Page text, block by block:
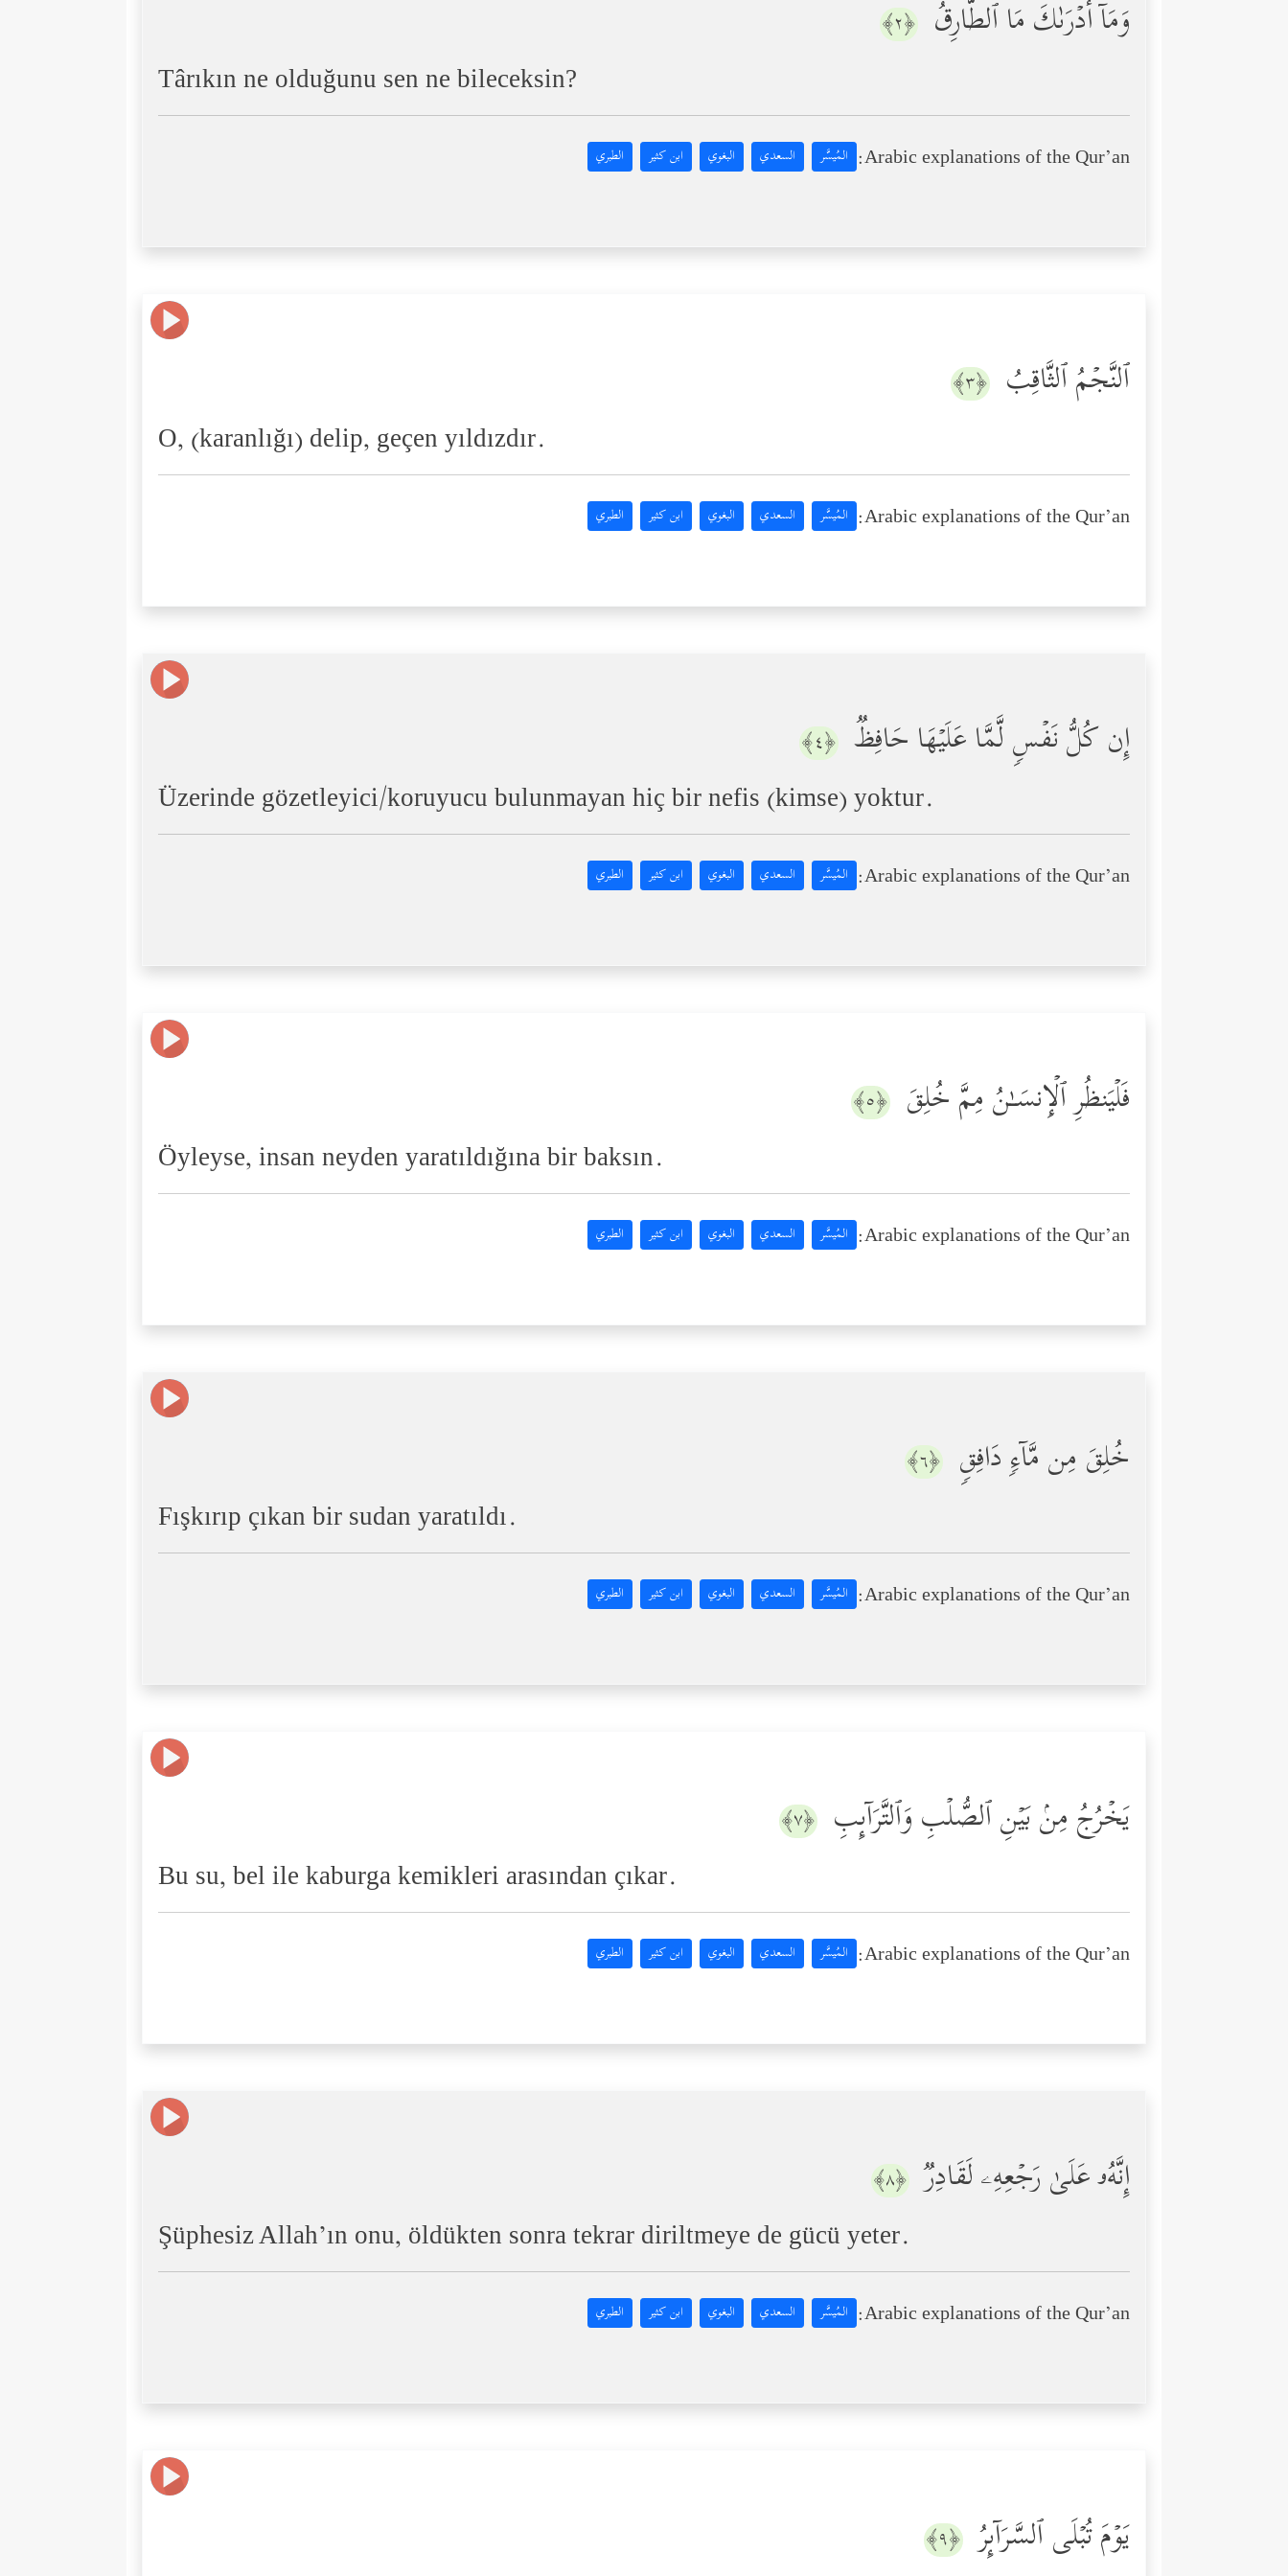
وَمَاۤ أَدۡرَىٰكَ مَا ٱلطَّارِقُ ﴿٢﴾
Târıkın ne olduğunu sen ne bileceksin?
Arabic explanations of the Qur’an: المُيسَّر السعدي البغوي ابن كثير الطبري
ٱلنَّجۡمُ ٱلثَّاقِبُ ﴿٣﴾
O, (karanlığı) delip, geçen yıldızdır.
Arabic explanations of the Qur’an: المُيسَّر السعدي البغوي ابن كثير الطبري
إِن كُلُّ نَفۡسࣲ لَّمَّا عَلَیۡهَا حَافِظࣱ ﴿٤﴾
Üzerinde gözetleyici/koruyucu bulunmayan hiç bir nefis (kimse) yoktur.
Arabic explanations of the Qur’an: المُيسَّر السعدي البغوي ابن كثير الطبري
فَلۡیَنظُرِ ٱلۡإِنسَـٰنُ مِمَّ خُلِقَ ﴿٥﴾
Öyleyse, insan neyden yaratıldığına bir baksın.
Arabic explanations of the Qur’an: المُيسَّر السعدي البغوي ابن كثير الطبري
خُلِقَ مِن مَّاۤءࣲ دَافِقࣲ ﴿٦﴾
Fışkırıp çıkan bir sudan yaratıldı.
Arabic explanations of the Qur’an: المُيسَّر السعدي البغوي ابن كثير الطبري
یَخۡرُجُ مِنۢ بَیۡنِ ٱلصُّلۡبِ وَٱلتَّرَاۤىِٕبِ ﴿٧﴾
Bu su, bel ile kaburga kemikleri arasından çıkar.
Arabic explanations of the Qur’an: المُيسَّر السعدي البغوي ابن كثير الطبري
إِنَّهُۥ عَلَىٰ رَجۡعِهِۦ لَقَادِرࣱ ﴿٨﴾
Şüphesiz Allah’ın onu, öldükten sonra tekrar diriltmeye de gücü yeter.
Arabic explanations of the Qur’an: المُيسَّر السعدي البغوي ابن كثير الطبري
یَوۡمَ تُبۡلَى ٱلسَّرَاۤىِٕرُ ﴿٩﴾